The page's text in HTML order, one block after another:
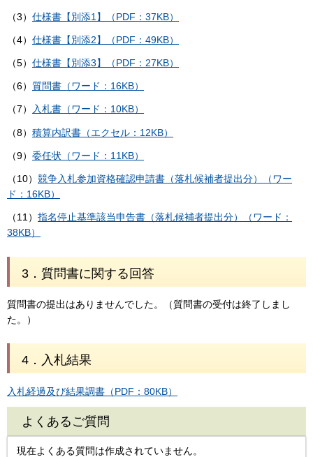
（3） 仕様書【別添1】（PDF：37KB）
（4） 仕様書【別添2】（PDF：49KB）
（5） 仕様書【別添3】（PDF：27KB）
（6） 質問書（ワード：16KB）
（7） 入札書（ワード：10KB）
（8） 積算内訳書（エクセル：12KB）
（9） 委任状（ワード：11KB）
（10） 競争入札参加資格確認申請書（落札候補者提出分）（ワー
ド：16KB）
（11） 指名停止基準該当申告書（落札候補者提出分）（ワード：
38KB）
3．質問書に関する回答
質問書の提出はありませんでした。（質問書の受付は終了しまし
た。）
4．入札結果
入札経過及び結果調書（PDF：80KB）
よくあるご質問
現在よくある質問は作成されていません。